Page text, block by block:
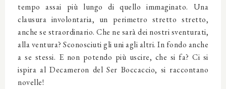
tempo assai più lungo di quello immaginato. Una
clausura involontaria, un perimetro stretto stretto,
anche se straordinario. Che ne sarà dei nostri sventurati,
alla ventura? Sconosciuti gli uni agli altri. In fondo anche
a se stessi. E non potendo più uscire, che si fa? Ci si
ispira al Decameron del Ser Boccaccio, si raccontano
novelle!